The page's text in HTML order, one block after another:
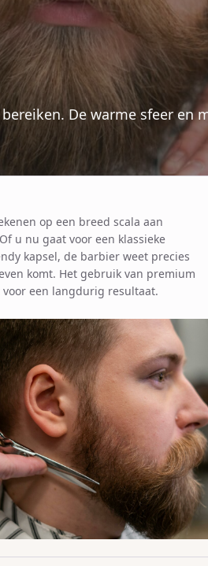
De warme sfeer
op een breed scala aan
u nu gaat voor een klassieke
kapsel, de barbier weet precies
komt. Het gebruik van premium
een langdurig resultaat.